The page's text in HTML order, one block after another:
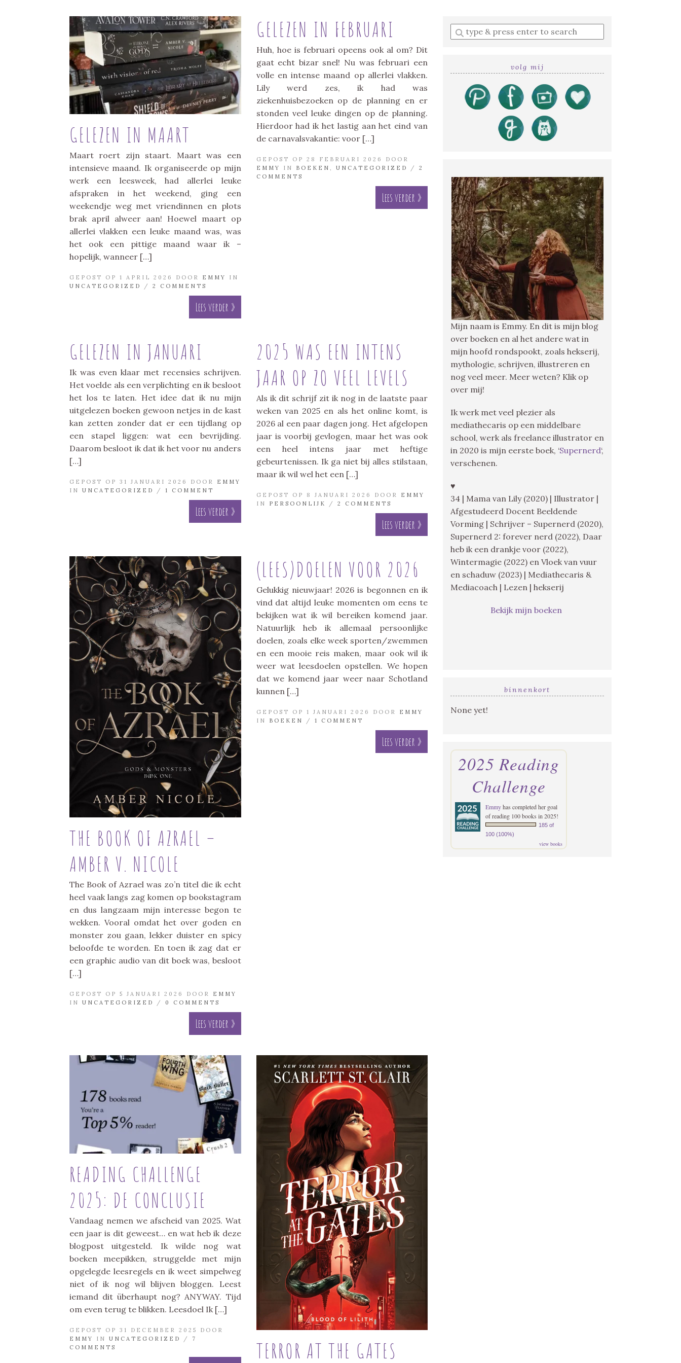
GELEZEN IN MAART
Maart roert zijn staart. Maart was een
intensieve maand. Ik organiseerde op mijn
werk een leesweek, had allerlei leuke
afspraken in het weekend, ging een
weekendje weg met vriendinnen en plots
brak april alweer aan! Hoewel maart op
allerlei vlakken een leuke maand was, was
het ook een pittige maand waar ik –
hopelijk, wanneer […]
GEPOST OP 1 APRIL 2026 DOOR EMMY
IN
UNCATEGORIZED
/ 2 COMMENTS
Lees verder »
GELEZEN IN FEBRUARI
Huh, hoe is februari opeens ook al om? Dit
gaat echt bizar snel! Nu was februari een
volle en intense maand op allerlei vlakken.
Lily werd zes, ik had was
ziekenhuisbezoeken op de planning en er
stonden veel leuke dingen op de planning.
Hierdoor had ik het lastig aan het eind van
de carnavalsvakantie: voor […]
GEPOST OP 28 FEBRUARI 2026 DOOR
EMMY
IN BOEKEN , UNCATEGORIZED / 2
COMMENTS
Lees verder »
GELEZEN IN JANUARI
Ik was even klaar met recensies schrijven.
Het voelde als een verplichting en ik besloot
het los te laten. Het idee dat ik nu mijn
uitgelezen boeken gewoon netjes in de kast
kan zetten zonder dat er een tijdlang op
een stapel liggen: wat een bevrijding.
Daarom besloot ik dat ik het voor nu anders
[…]
GEPOST OP 31 JANUARI 2026 DOOR EMMY
IN UNCATEGORIZED / 1 COMMENT
Lees verder »
2025 WAS EEN INTENS
JAAR OP ZO VEEL LEVELS
Als ik dit schrijf zit ik nog in de laatste paar
weken van 2025 en als het online komt, is
2026 al een paar dagen jong. Het afgelopen
jaar is voorbij gevlogen, maar het was ook
een heel intens jaar met heftige
gebeurtenissen. Ik ga niet bij alles stilstaan,
maar ik wil wel het een […]
GEPOST OP 8 JANUARI 2026 DOOR
EMMY
IN
PERSOONLIJK / 2 COMMENTS
Lees verder »
THE BOOK OF AZRAEL –
AMBER V. NICOLE
The Book of Azrael was zo’n titel die ik echt
heel vaak langs zag komen op bookstagram
en dus langzaam mijn interesse begon te
wekken. Vooral omdat het over goden en
monster zou gaan, lekker duister en spicy
beloofde te worden. En toen ik zag dat er
een graphic audio van dit boek was, besloot
[…]
GEPOST OP 5 JANUARI 2026 DOOR EMMY
IN UNCATEGORIZED / 0 COMMENTS
Lees verder »
(LEES)DOELEN VOOR 2026
Gelukkig nieuwjaar! 2026 is begonnen en ik
vind dat altijd leuke momenten om eens te
bekijken wat ik wil bereiken komend jaar.
Natuurlijk heb ik allemaal persoonlijke
doelen, zoals elke week sporten/zwemmen
en een mooie reis maken, maar ook wil ik
weer wat leesdoelen opstellen. We hopen
dat we komend jaar weer naar Schotland
kunnen […]
GEPOST OP 1 JANUARI 2026 DOOR
EMMY
IN
BOEKEN / 1 COMMENT
Lees verder »
READING CHALLENGE
2025: DE CONCLUSIE
Vandaag nemen we afscheid van 2025. Wat
een jaar is dit geweest… en wat heb ik deze
blogpost uitgesteld. Ik wilde nog wat
boeken meepikken, struggelde met mijn
opgelegde leesregels en ik weet simpelweg
niet of ik nog wil blijven bloggen. Leest
iemand dit überhaupt nog? ANYWAY. Tijd
om even terug te blikken. Leesdoel Ik […]
GEPOST OP 31 DECEMBER 2025 DOOR
EMMY
IN UNCATEGORIZED / 7
COMMENTS
TERROR AT THE GATES
Enter
a
volg mij
Mijn naam is Emmy. En dit is mijn blog
over boeken en al het andere wat in
mijn hoofd rondspookt, zoals hekserij,
mythologie, schrijven, illustreren en
nog veel meer. Meer weten? Klik op
over mij!
Ik werk met veel plezier als
mediathecaris op een middelbare
school, werk als freelance illustrator en
in 2020 is mijn eerste boek, ‘Supernerd‘,
verschenen.
♥
34 | Mama van Lily (2020) | Illustrator |
Afgestudeerd Docent Beeldende
Vorming | Schrijver – Supernerd (2020),
Supernerd 2: forever nerd (2022), Daar
heb ik een drankje voor (2022),
Wintermagie (2022) en Vloek van vuur
en schaduw (2023) | Mediathecaris &
Mediacoach | Lezen | hekserij
Bekijk mijn boeken
binnenkort
None yet!
2025 Reading
Challenge
Emmyhas completed her goal
of reading 100 books in 2025!
185 of
100 (100%)
view books